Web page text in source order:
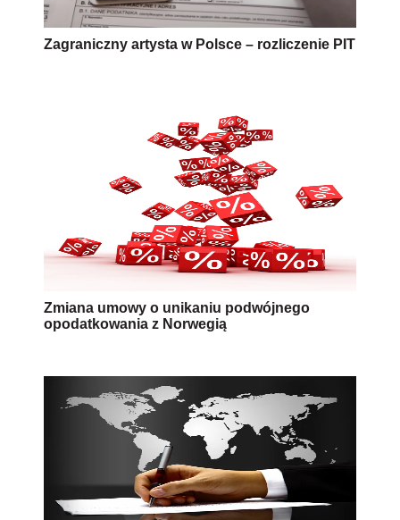
Zagraniczny artysta w Polsce – rozliczenie PIT
Zmiana umowy o unikaniu podwójnego
opodatkowania z Norwegią